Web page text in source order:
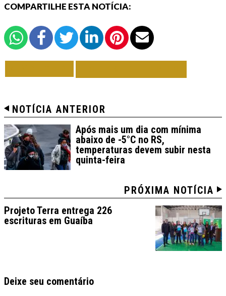
COMPARTILHE ESTA NOTÍCIA:
NOTÍCIA ANTERIOR
Após mais um dia com mínima
abaixo de -5°C no RS,
temperaturas devem subir nesta
quinta-feira
PRÓXIMA NOTÍCIA
Projeto Terra entrega 226
escrituras em Guaíba
Deixe seu comentário